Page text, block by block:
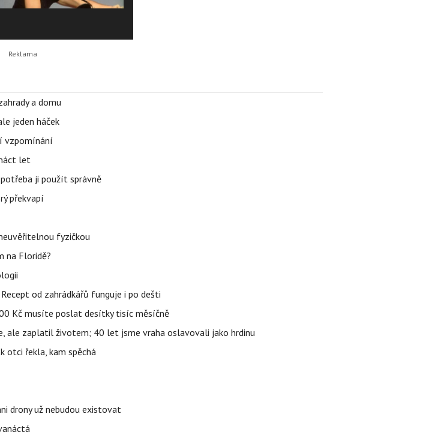
a domu
jeden háček
vzpomínání
let
ji použít správně
překvapí
fyzičkou
na Floridě?
od zahrádkářů funguje i po dešti
Kč musíte poslat desítky tisíc měsíčně
ale zaplatil životem; 40 let jsme vraha oslavovali jako hrdinu
otci řekla, kam spěchá
drony už nebudou existovat